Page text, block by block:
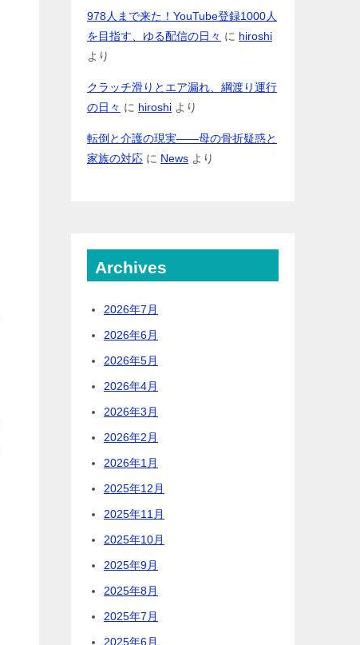
978人まで来た！YouTube登録1000人
を目指す、ゆる配信の日々 に hiroshi
より
クラッチ滑りとエア漏れ、綱渡り運行
の日々 に hiroshi より
転倒と介護の現実――母の骨折疑惑と
家族の対応 に News より
Archives
2026年7月
2026年6月
2026年5月
2026年4月
2026年3月
2026年2月
2026年1月
2025年12月
2025年11月
2025年10月
2025年9月
2025年8月
2025年7月
2025年6月